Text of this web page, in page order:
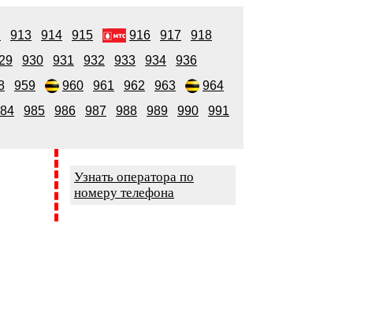
913 914 915 916 917
918
930 931 932 933 934
936
959 960 961 962 963
964
985 986 987 988 989 990
991
Узнать оператора по
номеру телефона